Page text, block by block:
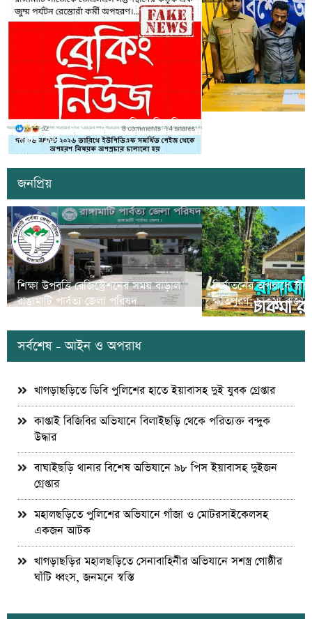
সাজেকে অপহরণের গুজব ছড়িয়ে বিভ্রান্তি
সৃষ্টির চেষ্টা
জনপ্রিয়
শিক্ষা উপবৃত্তি রেজিস্ট্রেশনের সময় বাড়াল
রাঙামাটি পার্বত্য জেলা পরিষদ
নির্যাতনের অপরাধে
ক্ষতিপুরণ; চাকমা
সর্বশেষ - আইন ও অপরাধ
খাগড়াছড়িতে ডিবি পুলিশের হাতে ইয়াবাসহ দুই যুবক গ্রেপ্তার
কাপ্তাই বিজিবির অভিযানে বিলাইছড়ি থেকে পরিত্যক্ত বন্দুক
উদ্ধার
বাঘাইছড়ি থানার বিশেষ অভিযানে ৯৮ পিস ইয়াবাসহ দুইজন
গ্রেপ্তার
মহালছড়িতে পুলিশের অভিযানে গাঁজা ও মোটরসাইকেলসহ
একজন আটক
খাগড়াছড়ির মহালছড়িতে সেনাবাহিনীর অভিযানে সশস্ত্র গোষ্ঠীর
ঘাঁটি ধ্বংস, জনমনে স্বস্তি